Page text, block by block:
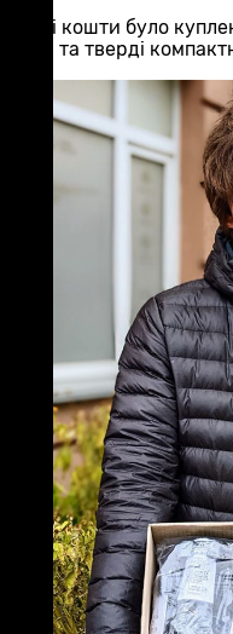
На ці кошти було
м'які та тверді